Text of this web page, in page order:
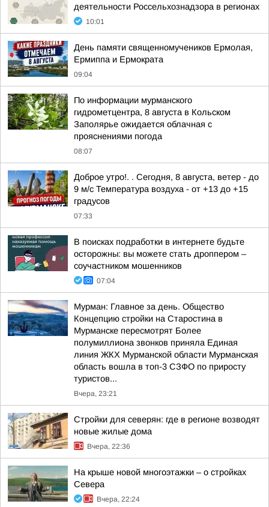
деятельности Россельхознадзора в регионах
10:01
День памяти священномучеников Ермолая,
Ермиппа и Ермократа
09:04
По информации мурманского
гидрометцентра, 8 августа в Кольском
Заполярье ожидается облачная с
прояснениями погода
08:07
Доброе утро!. . Сегодня, 8 августа, ветер - до
9 м/с Температура воздуха - от +13 до +15
градусов
07:33
В поисках подработки в интернете будьте
осторожны: вы можете стать дроппером –
соучастником мошенников
07:04
Мурман: Главное за день. Общество
Концепцию стройки на Старостина в
Мурманске пересмотрят Более
полумиллиона звонков приняла Единая
линия ЖКХ Мурманской области Мурманская
область вошла в топ-3 СЗФО по приросту
туристов...
Вчера, 23:21
Стройки для северян: где в регионе возводят
новые жилые дома
Вчера, 22:36
На крыше новой многоэтажки – о стройках
Севера
Вчера, 22:24